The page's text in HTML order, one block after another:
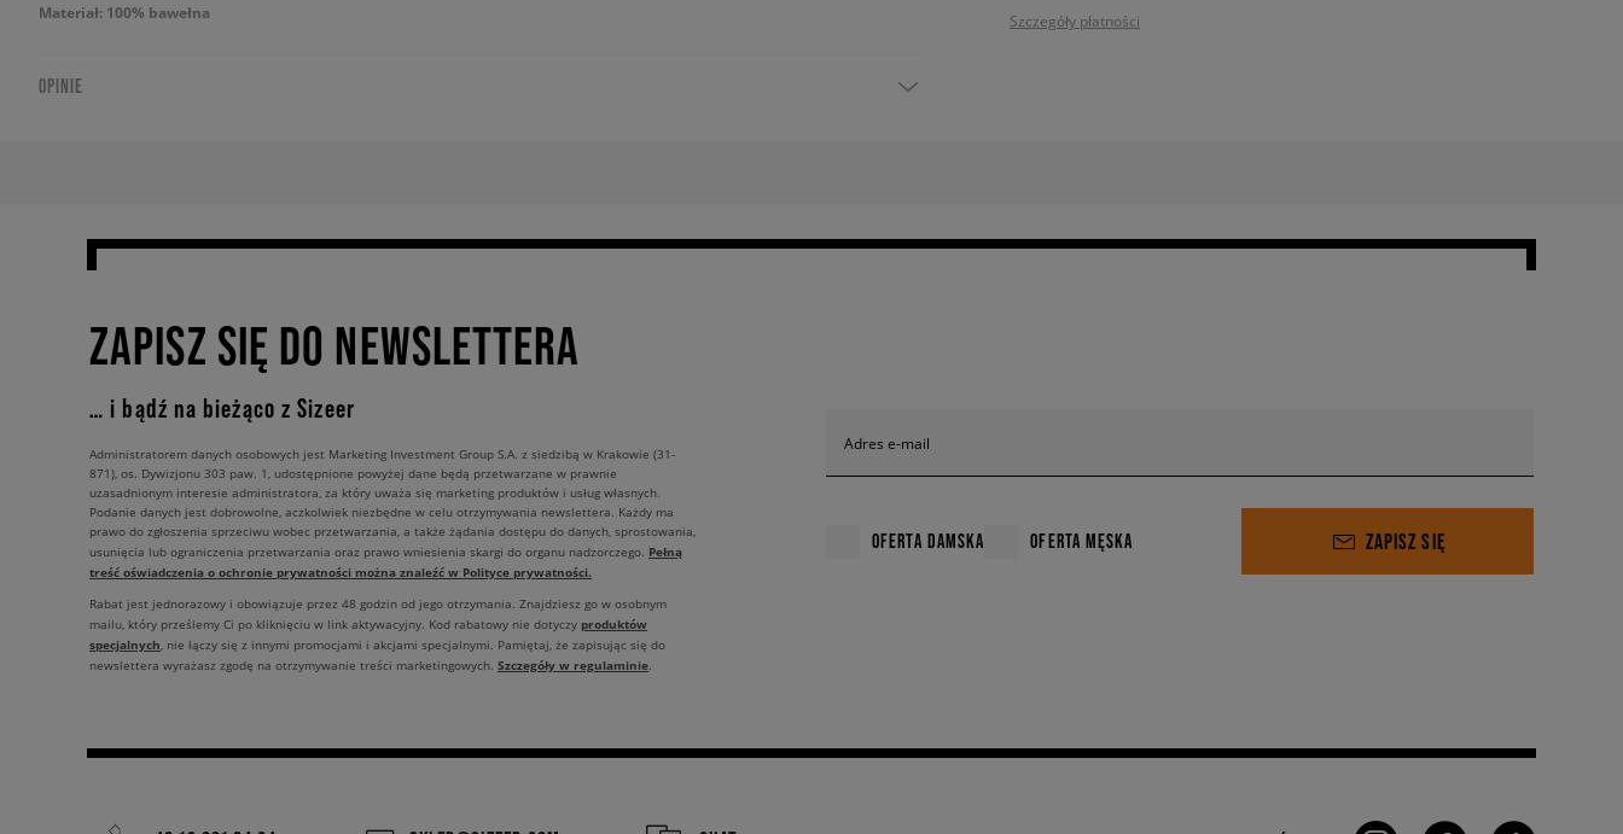
Materiał: 100% bawełna
OPINIE
Szczegóły płatności
ZAPISZ SIĘ DO NEWSLETTERA
… i bądź na bieżąco z Sizeer
Adres e-mail
OFERTA DAMSKA OFERTA MĘSKA ZAPISZ SIĘ
Administratorem danych osobowych jest Marketing Investment Group S.A. z siedzibą w Krakowie (31-
871), os. Dywizjonu 303 paw. 1, udostępnione powyżej dane będą przetwarzane w prawnie
uzasadnionym interesie administratora, za który uważa się marketing produktów i usług własnych.
Podanie danych jest dobrowolne, aczkolwiek niezbędne w celu otrzymywania newslettera. Każdy ma
prawo do zgłoszenia sprzeciwu wobec przetwarzania, a także żądania dostępu do danych, sprostowania,
usunięcia lub ograniczenia przetwarzania oraz prawo wniesienia skargi do organu nadzorczego. Pełną
treść oświadczenia o ochronie prywatności można znaleźć w Polityce prywatności.
Rabat jest jednorazowy i obowiązuje przez 48 godzin od jego otrzymania. Znajdziesz go w osobnym
mailu, który prześlemy Ci po kliknięciu w link aktywacyjny. Kod rabatowy nie dotyczy produktów
specjalnych, nie łączy się z innymi promocjami i akcjami specjalnymi. Pamiętaj, że zapisując się do
newslettera wyrażasz zgodę na otrzymywanie treści marketingowych. Szczegóły w regulaminie.